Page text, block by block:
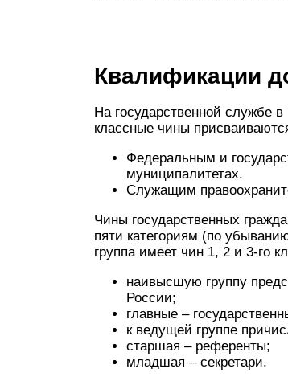
Квалификации
На государственной службе
классные чины
Федеральным и
муниципалитетах.
Служащим
Чины государственных
пяти категориям (по
группа имеет чин 1, 2 и 3-го
наивысшую группу
России;
главные –
к ведущей группе
старшая – референты;
младшая – секретари.